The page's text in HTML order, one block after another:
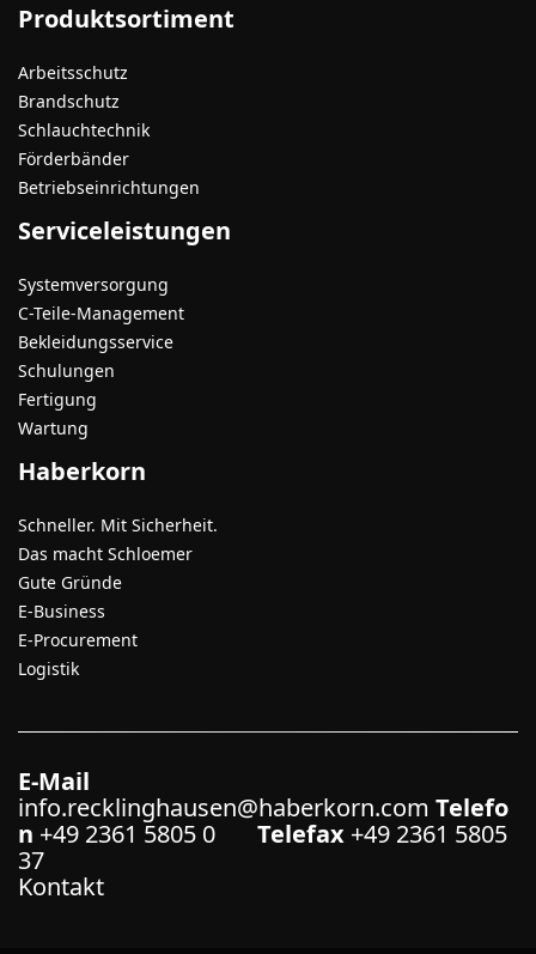
Produktsortiment
Arbeitsschutz
Brandschutz
Schlauchtechnik
Förderbänder
Betriebseinrichtungen
Serviceleistungen
Systemversorgung
C-Teile-Management
Bekleidungsservice
Schulungen
Fertigung
Wartung
Haberkorn
Schneller. Mit Sicherheit.
Das macht Schloemer
Gute Gründe
E-Business
E-Procurement
Logistik
E-Mail
info.recklinghausen@haberkorn.com Telefo
n +49 2361 5805 0 Telefax +49 2361 5805
37
Kontakt